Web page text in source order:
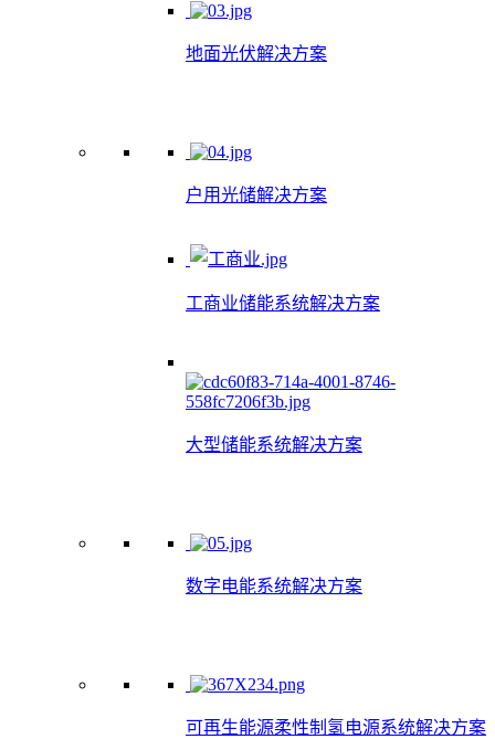
地面光伏解决方案
户用光储解决方案
工商业储能系统解决方案
大型储能系统解决方案
数字电能系统解决方案
可再生能源柔性制氢电源系统解决方案